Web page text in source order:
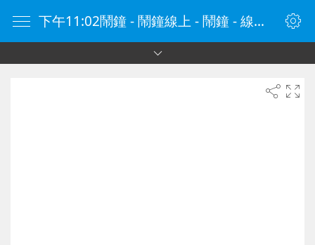
下午11:02鬧鐘 - 鬧鐘線上 - 鬧鐘 - 線上鬧鐘 - 在線鬧鐘 - 鬧鐘在線 - naozhong.tw